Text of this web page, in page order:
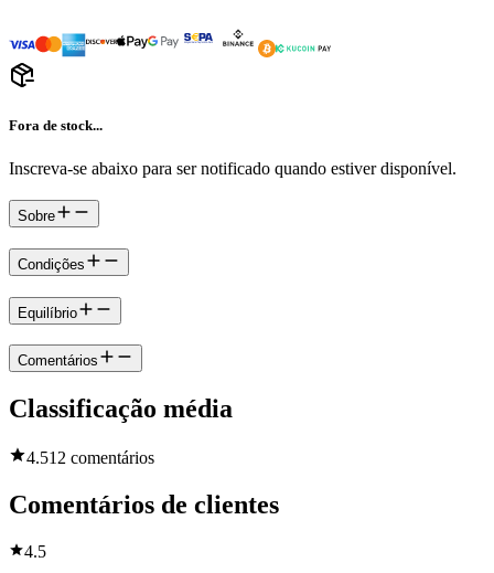
Fora de stock...
Inscreva-se abaixo para ser notificado quando estiver disponível.
Sobre
Condições
Equilíbrio
Comentários
Classificação média
4.512 comentários
Comentários de clientes
4.5